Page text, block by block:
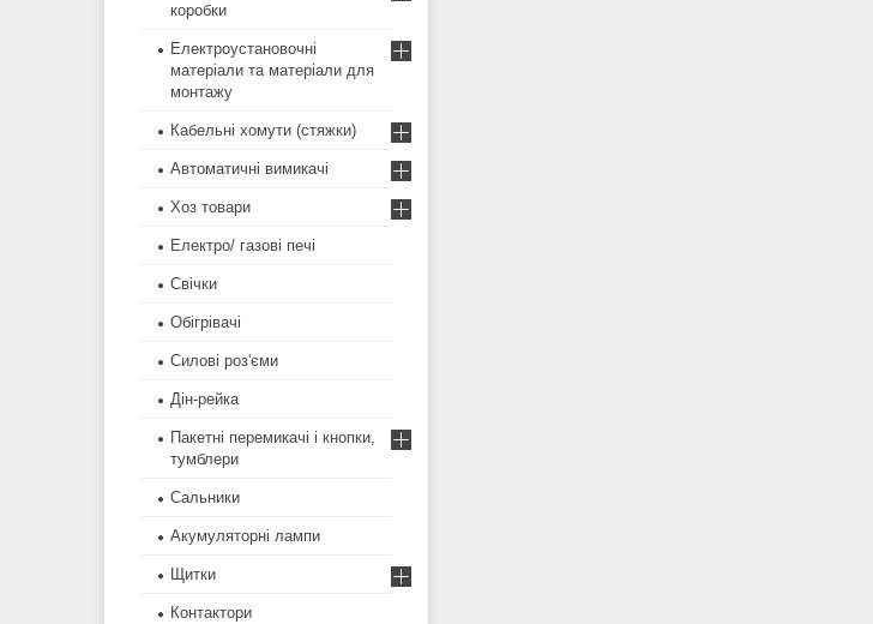
коробки
Електроустановочні
матеріали та матеріали для
монтажу
Кабельні хомути (стяжки)
Автоматичні вимикачі
Хоз товари
Електро/ газові печі
Свічки
Обігрівачі
Силові роз'єми
Дін-рейка
Пакетні перемикачі і кнопки,
тумблери
Сальники
Акумуляторні лампи
Щитки
Контактори